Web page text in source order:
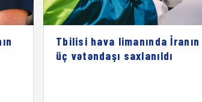
Tbilisi hava limanında İranın
üç vətəndaşı saxlanıldı